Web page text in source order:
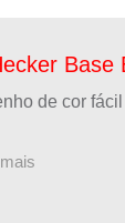
Base
de cor